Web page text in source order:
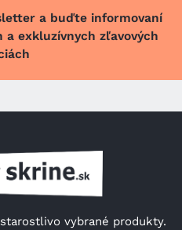
a buďte informovaní
exkluzívnych zľavových
vybrané produkty.